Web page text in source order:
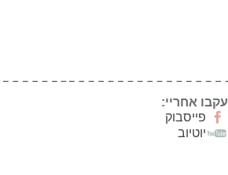
עקבו אחריי:
פייסבוק
יוטיוב